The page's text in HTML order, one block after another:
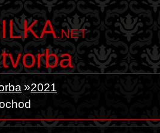
.NET
2021